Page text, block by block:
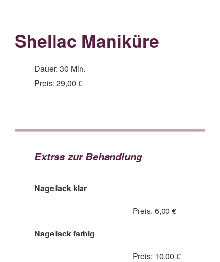
Shellac Maniküre
Dauer: 30 Min.
Preis: 29,00 €
Extras zur Behandlung
Nagellack klar
Preis: 6,00 €
Nagellack farbig
Preis: 10,00 €